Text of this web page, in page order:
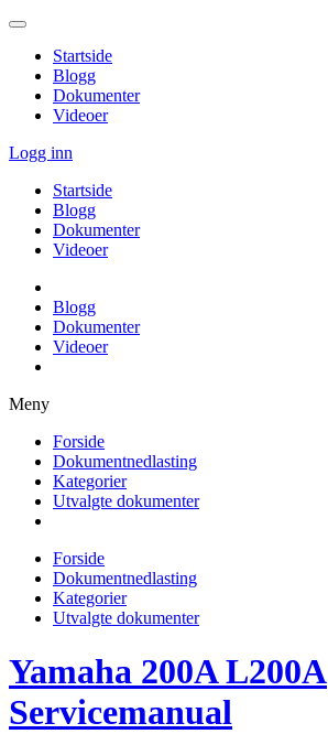
Startside
Blogg
Dokumenter
Videoer
Logg inn
Startside
Blogg
Dokumenter
Videoer
Blogg
Dokumenter
Videoer
Meny
Forside
Dokumentnedlasting
Kategorier
Utvalgte dokumenter
Forside
Dokumentnedlasting
Kategorier
Utvalgte dokumenter
Yamaha 200A L200A
Servicemanual